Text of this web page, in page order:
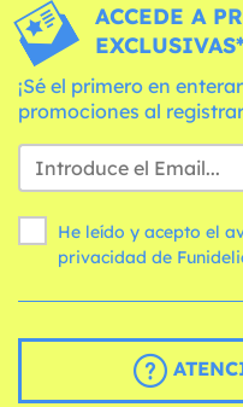
ACCEDE A
¡Sé el primero en
promociones al
He leído y acepto el
privacidad de